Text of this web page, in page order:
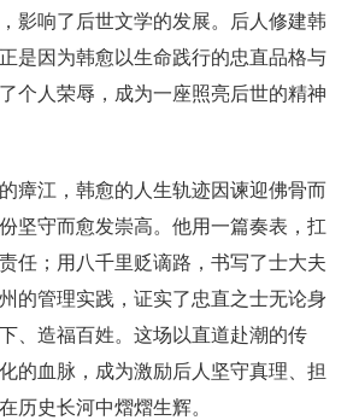
影响了后世文学的发展。后人修建韩
是因为韩愈以生命践行的忠直品格与
个人荣辱，成为一座照亮后世的精神
瘴江，韩愈的人生轨迹因谏迎佛骨而
坚守而愈发崇高。他用一篇奏表，扛
任；用八千里贬谪路，书写了士大夫
的管理实践，证实了忠直之士无论身
、造福百姓。这场以直道赴潮的传
的血脉，成为激励后人坚守真理、担
历史长河中熠熠生辉。